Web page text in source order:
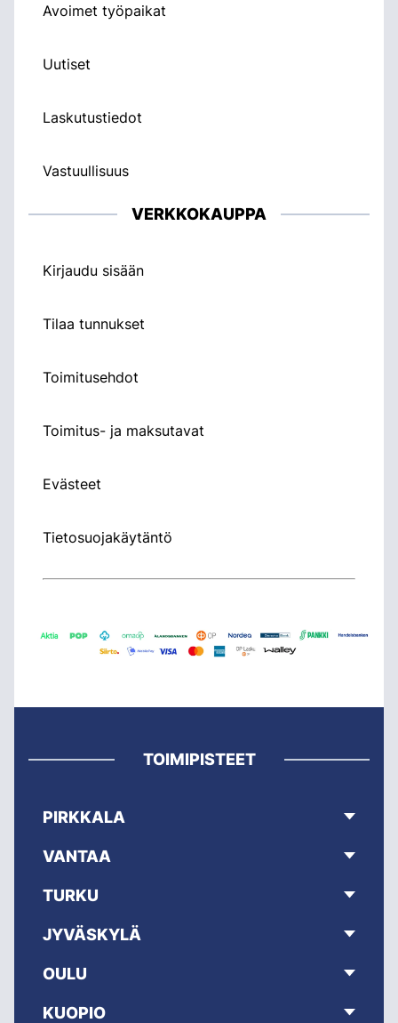
Avoimet työpaikat
Uutiset
Laskutustiedot
Vastuullisuus
VERKKOKAUPPA
Kirjaudu sisään
Tilaa tunnukset
Toimitusehdot
Toimitus- ja maksutavat
Evästeet
Tietosuojakäytäntö
TOIMIPISTEET
PIRKKALA
VANTAA
TURKU
JYVÄSKYLÄ
OULU
KUOPIO